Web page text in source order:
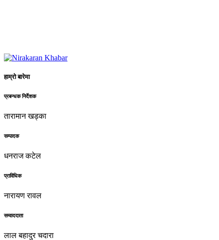
हाम्रो बारेमा
प्रबन्धक निर्देशक
तारामान खड्का
सम्पादक
धनराज कटेल
प्राविधिक
नारायण रावल
सम्वाददाता
लाल बहादुर चदारा